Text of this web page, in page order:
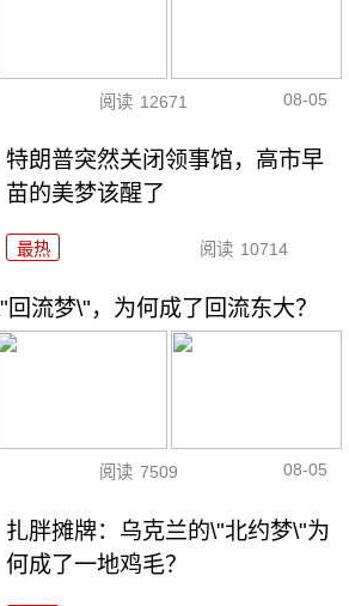
阅读 12671 08-05
特朗普突然关闭领事馆，高市早
苗的美梦该醒了
最热 阅读 10714
流梦\"，为何成了回流东大？
阅读 7509 08-05
扎胖摊牌：乌克兰的\"北约梦\"为
何成了一地鸡毛？